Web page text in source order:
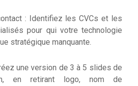
: Identifiez les CVCs et les
pour qui votre technologie
stratégique manquante.
une version de 3 à 5 slides de
en retirant logo, nom de